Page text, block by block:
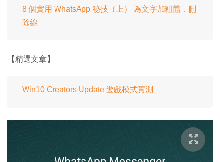
8 個實用 WhatsApp 秘技（上） 為文字加粗體．刪
除線
【精選文章】
Win10 Creators Update 遊戲模式實測